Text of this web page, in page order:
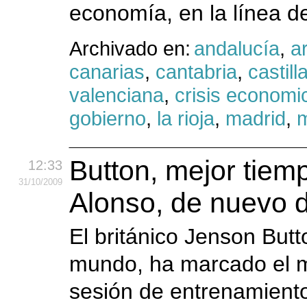
economía, en la línea
Archivado en: andalucía,
canarias, cantabria,
valenciana, crisis
gobierno, la rioja, madrid,
12:33
31/10/2009
Button, mejor
Alonso, de nuevo
El británico Jenson
mundo, ha marcado el
sesión de